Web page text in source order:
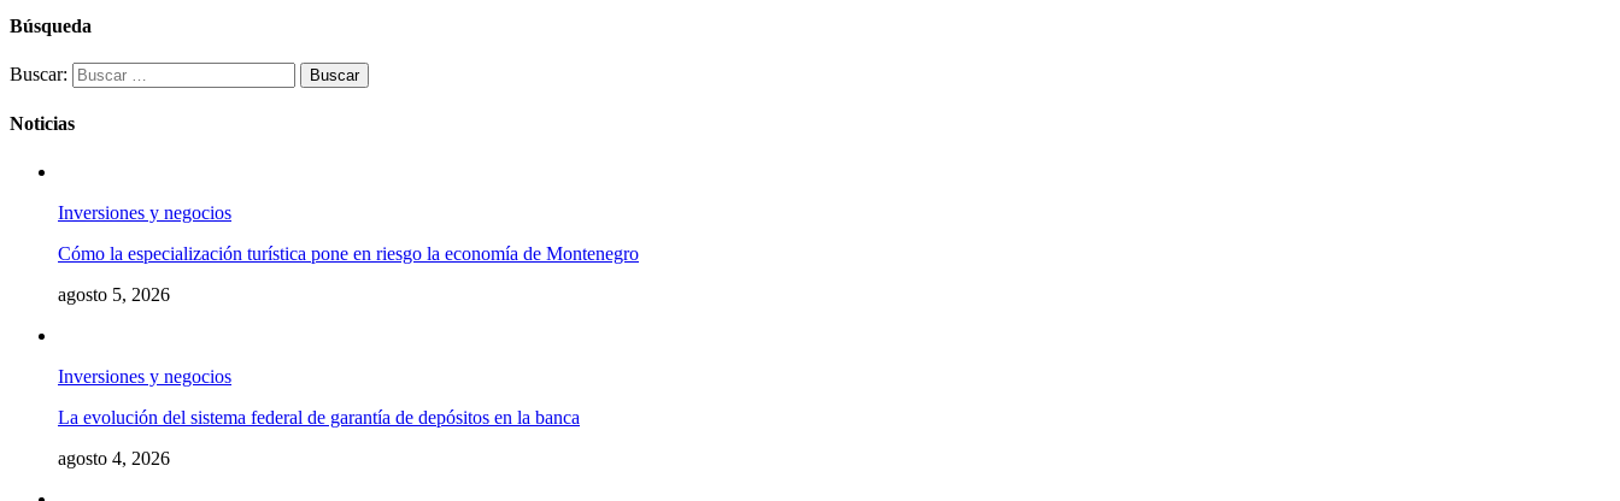
Búsqueda
Buscar:
Noticias
Inversiones y negocios
Cómo la especialización turística pone en riesgo la economía de Montenegro
agosto 5, 2026
Inversiones y negocios
La evolución del sistema federal de garantía de depósitos en la banca
agosto 4, 2026